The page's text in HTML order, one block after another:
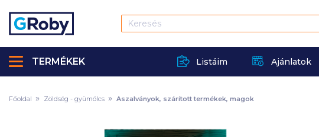
Listáim Ajánlatok
TERMÉKEK
Főoldal Zöldség - gyümölcs Aszalványok, szárított termékek, magok